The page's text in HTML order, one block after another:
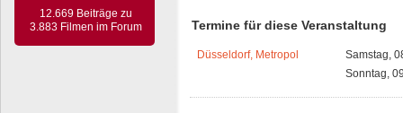
12.669 Beiträge zu
3.883 Filmen im Forum
Termine für diese Veranstaltung
Düsseldorf, Metropol
Samstag,
Sonntag,